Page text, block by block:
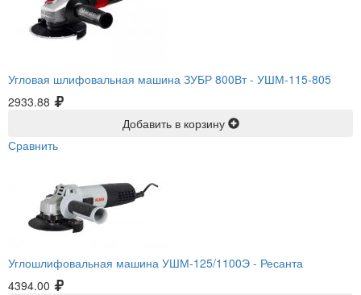
Угловая шлифовальная машина ЗУБР 800Вт - УШМ-115-805
2933.88
Добавить в корзину
Сравнить
Углошлифовальная машина УШМ-125/1100Э - Ресанта
4394.00